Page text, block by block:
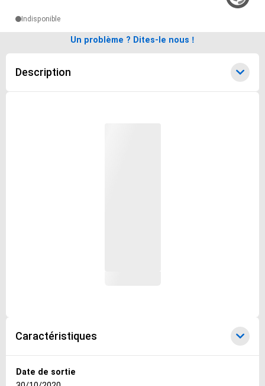
Description
Caractéristiques
Date de sortie
Indisponible
Un problème ? Dites-le nous !